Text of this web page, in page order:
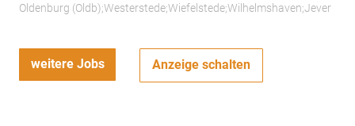
Oldenburg (Oldb);Westerstede;Wiefelstede;Wilhelmshaven;Jever
weitere Jobs Anzeige schalten